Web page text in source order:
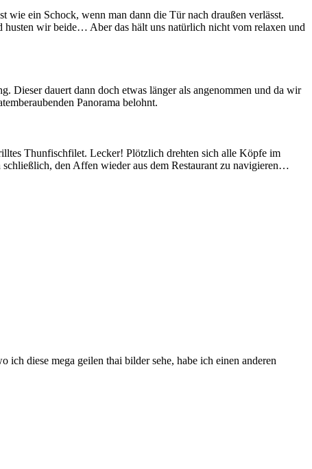
ein Schock, wenn man dann die Tür nach draußen verlässt.
husten wir beide… Aber das hält uns natürlich nicht vom relaxen und
Dieser dauert dann doch etwas länger als angenommen und da wir
Panorama belohnt.
Thunfischfilet. Lecker! Plötzlich drehten sich alle Köpfe im
den Affen wieder aus dem Restaurant zu navigieren…
diese mega geilen thai bilder sehe, habe ich einen anderen